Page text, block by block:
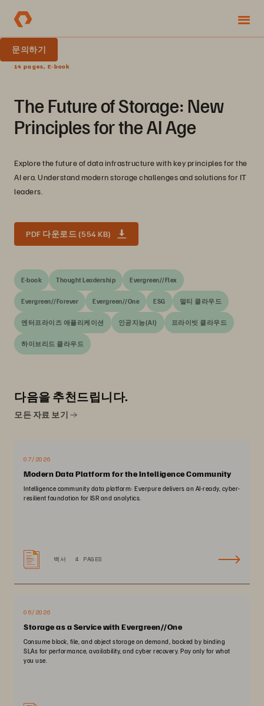
문의하기
14 pages, E-book
The Future of Storage: New
Principles for the AI Age
Explore the future of data infrastructure with key principles for the
AI era. Understand modern storage challenges and solutions for IT
leaders.
PDF 다운로드 (554 KB)
E-book Thought Leadership Evergreen//Flex
Evergreen//Forever Evergreen//One ESG 멀티 클라우드
엔터프라이즈 애플리케이션 인공지능(AI) 프라이빗 클라우드
하이브리드 클라우드
다음을 추천드립니다.
모든 자료 보기
07/2026
Modern Data Platform for the Intelligence Community
Intelligence community data platform: Everpure delivers an AI-ready, cyber-
resilient foundation for ISR and analytics.
백서 4 PAGES
06/2026
Storage as a Service with Evergreen//One
Consume block, file, and object storage on demand, backed by binding
SLAs for performance, availability, and cyber recovery. Pay only for what
you use.